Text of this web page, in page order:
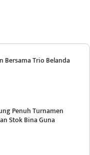
Bersama Trio Belanda
Penuh Turnamen
Stok Bina Guna